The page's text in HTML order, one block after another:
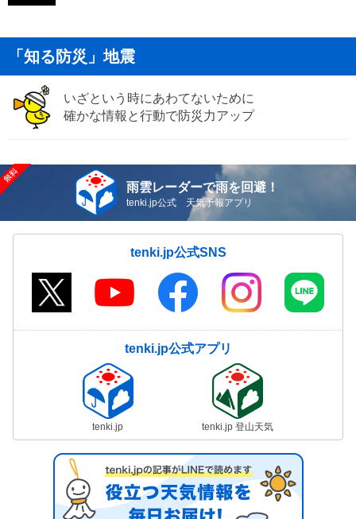
「知る防災」地震
いざという時にあわてないために
確かな情報と行動で防災力アップ
雨雲レーダーで雨を回避！
tenki.jp公式 天気予報アプリ
tenki.jp公式SNS
tenki.jp公式アプリ
tenki.jp tenki.jp 登山天気